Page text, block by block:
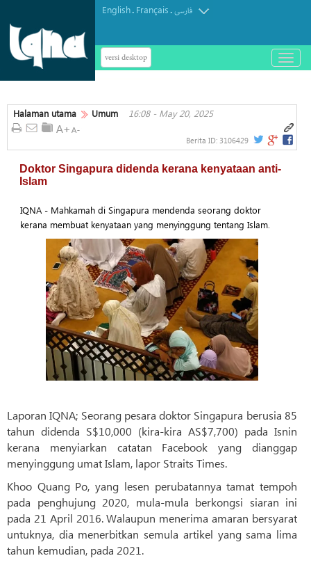
English. Français.فارسی
versi desktop
باز
و
کردن
Halaman utama Umum 16:08 - May 20, 2025
Berita ID: 3106429
Doktor Singapura didenda kerana kenyataan anti-
Islam
IQNA - Mahkamah di Singapura mendenda seorang doktor
kerana membuat kenyataan yang menyinggung tentang Islam.
Laporan IQNA; Seorang pesara doktor Singapura berusia 85
tahun didenda S$10,000 (kira-kira AS$7,700) pada Isnin
kerana menyiarkan catatan Facebook yang dianggap
menyinggung umat Islam, lapor Straits Times.
Khoo Quang Po, yang lesen perubatannya tamat tempoh
pada penghujung 2020, mula-mula berkongsi siaran ini
pada 21 April 2016. Walaupun menerima amaran bersyarat
untuknya, dia menerbitkan semula artikel yang sama lima
tahun kemudian, pada 2021.